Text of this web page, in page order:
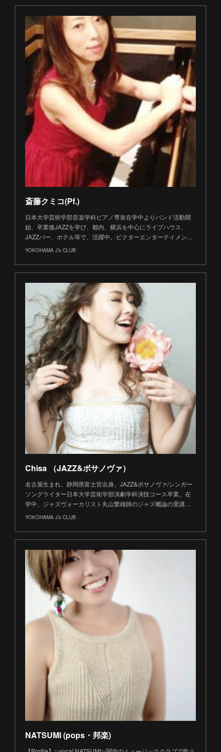
斎藤クミコ(Pf.)
日本大学芸術学部音楽学科ピアノ専攻在学中よりバンド活動開
始、卒業後JAZZを学び、都内、横浜を中心にライブハウス、
JAZZバー、ホテル等で、活躍中。ビクターエンターテイメン…
YOKOHAMA J’s CLUB
Chisa （JAZZ&ボサノヴァ）
名古屋生まれ、静岡県富士宮出身。JAZZ&ボサノヴァ/シンガー
ソングライター日本大学芸術学部演劇学科演技コース卒業。在
学中、ジャズヴォーカリスト丸山繁雄師のジャズ概論の受講…
YOKOHAMA J’s CLUB
NATSUMI (pops・邦楽)